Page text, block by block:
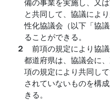
と共同して、協議によ
性化協議会（以下「協
ることができる。
２ 前項の規定により協
都道府県は、協議会に
項の規定により共同し
されていないものを構
きる。